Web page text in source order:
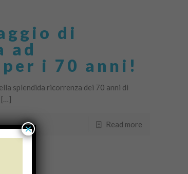
di
ad
i 70 anni!
splendida ricorrenza dei 70 anni di
[…]
Read more
×